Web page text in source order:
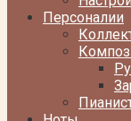
Персоналии